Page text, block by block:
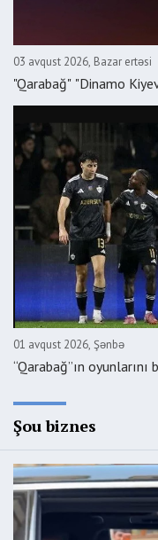
03 avqust 2026, Bazar ertəsi
"Qarabağ" "Dinamo
01 avqust 2026, Şənbə
“Qarabağ”ın
Şou biznes